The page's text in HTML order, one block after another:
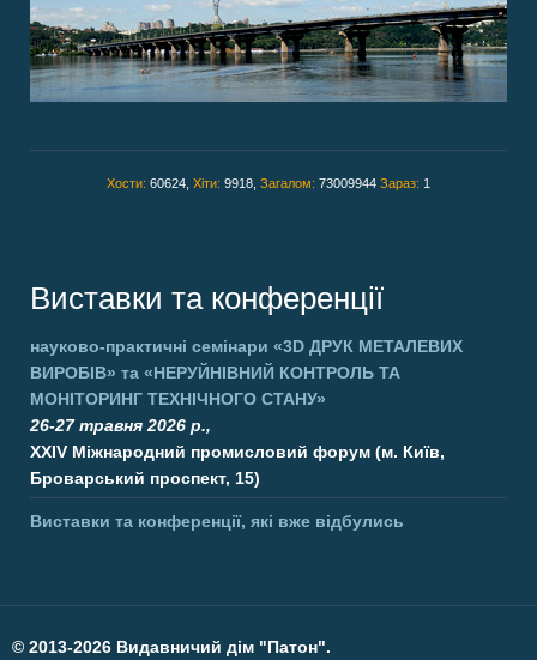
Хости: 60624, Хіти: 9918, Загалом: 73009944 Зараз: 1
Виставки та конференції
науково-практичні семінари «3D ДРУК МЕТАЛЕВИХ
ВИРОБІВ» та «НЕРУЙНІВНИЙ КОНТРОЛЬ ТА
МОНІТОРИНГ ТЕХНІЧНОГО СТАНУ»
26-27 травня 2026 р.,
XXIV Міжнародний промисловий форум (м. Київ,
Броварський проспект, 15)
Виставки та конференції, які вже відбулись
© 2013-2026 Видавничий дім "Патон".